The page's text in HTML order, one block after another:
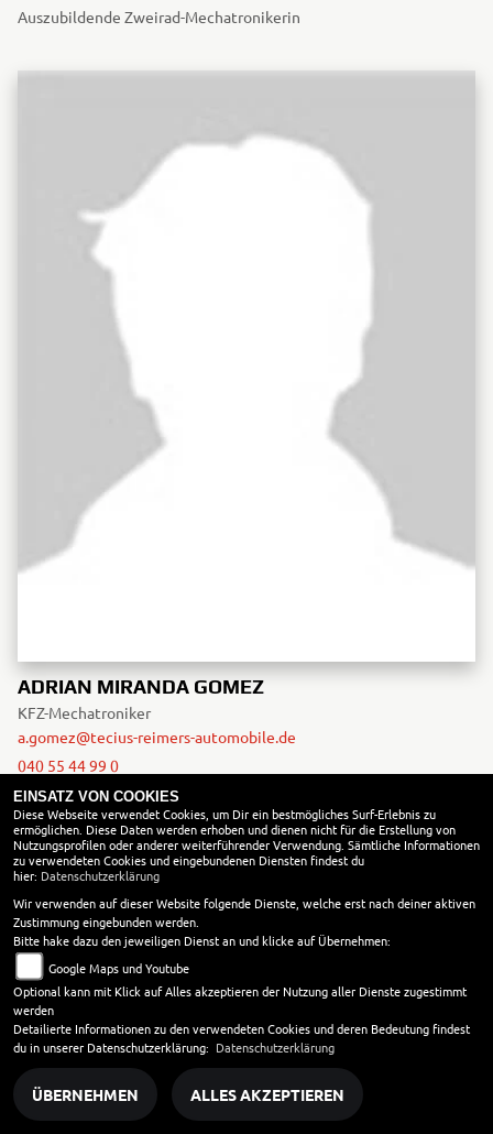
Auszubildende Zweirad-Mechatronikerin
ADRIAN MIRANDA GOMEZ
KFZ-Mechatroniker
a.gomez@tecius-reimers-automobile.de
040 55 44 99 0
EINSATZ VON COOKIES
Diese Webseite verwendet Cookies, um Dir ein bestmögliches Surf-Erlebnis zu
ermöglichen. Diese Daten werden erhoben und dienen nicht für die Erstellung von
Nutzungsprofilen oder anderer weiterführender Verwendung. Sämtliche Informationen
zu verwendeten Cookies und eingebundenen Diensten findest du
hier: Datenschutzerklärung
Wir verwenden auf dieser Website folgende Dienste, welche erst nach deiner aktiven
Zustimmung eingebunden werden.
Bitte hake dazu den jeweiligen Dienst an und klicke auf Übernehmen:
Google Maps und Youtube
Optional kann mit Klick auf Alles akzeptieren der Nutzung aller Dienste zugestimmt
werden
Detailierte Informationen zu den verwendeten Cookies und deren Bedeutung findest
du in unserer Datenschutzerklärung: Datenschutzerklärung
ÜBERNEHMEN ALLES AKZEPTIEREN